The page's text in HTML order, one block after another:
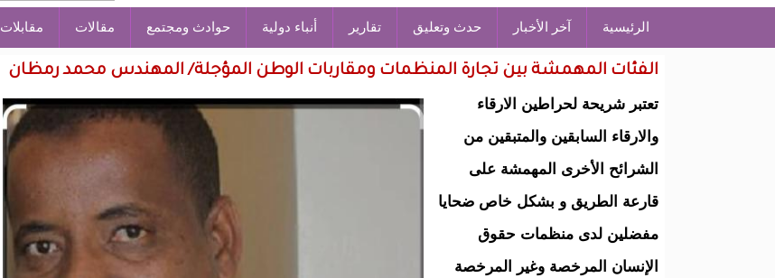
الرئيسية آخر الأخبار حدث وتعليق تقارير أنباء دولية حوادث ومجتمع مقالات مقابلات
الفئات المهمشة بين تجارة المنظمات ومقاربات الوطن المؤجلة/ المهندس محمد رمظان
تعتبر شريحة لحراطين الارقاء
والارقاء السابقين والمتبقين من
الشرائح الأخرى المهمشة على
قارعة الطريق و بشكل خاص ضحايا
مفضلين لدى منظمات حقوق
الإنسان المرخصة وغير المرخصة